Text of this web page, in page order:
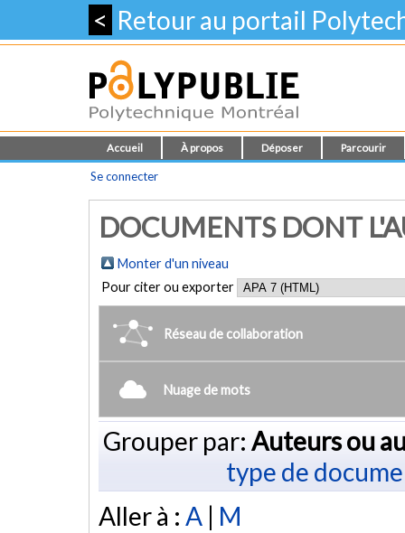
< Retour au portail
Accueil À propos Déposer Parcourir
Se connecter
DOCUMENTS DONT
Monter d'un niveau
Pour citer ou exporter
Réseau de collaboration
Nuage de mots
Grouper par: Auteurs ou
type de
Aller à : A | M